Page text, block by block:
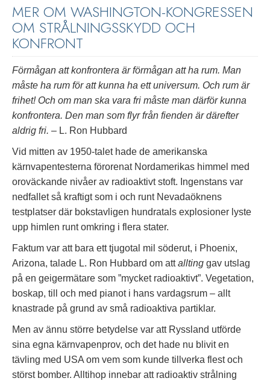
MER OM WASHINGTON-KONGRESSEN
OM STRÅLNINGSSKYDD OCH
KONFRONT
Förmågan att konfrontera är förmågan att ha rum. Man
måste ha rum för att kunna ha ett universum. Och rum är
frihet! Och om man ska vara fri måste man därför kunna
konfrontera. Den man som flyr från fienden är därefter
aldrig fri. – L. Ron Hubbard
Vid mitten av 1950-talet hade de amerikanska
kärnvapentesterna förorenat Nordamerikas himmel med
oroväckande nivåer av radioaktivt stoft. Ingenstans var
nedfallet så kraftigt som i och runt Nevadaöknens
testplatser där bokstavligen hundratals explosioner lyste
upp himlen runt omkring i flera stater.
Faktum var att bara ett tjugotal mil söderut, i Phoenix,
Arizona, talade L. Ron Hubbard om attallting gav utslag
på en geigermätare som ”mycket radioaktivt”. Vegetation,
boskap, till och med pianot i hans vardagsrum – allt
knastrade på grund av små radioaktiva partiklar.
Men av ännu större betydelse var att Ryssland utförde
sina egna kärnvapenprov, och det hade nu blivit en
tävling med USA om vem som kunde tillverka flest och
störst bomber. Alltihop innebar att radioaktiv strålning